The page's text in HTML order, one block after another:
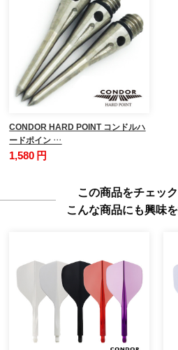
CONDOR HARD POINT コンドルハ
ードポイン …
1,580 円
この商品をチェック
こんな商品にも興味